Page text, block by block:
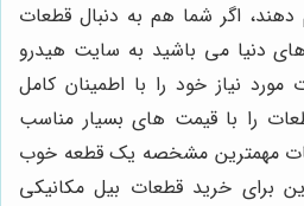
دهند، اگر شما هم به دنبال قطعات
دنیا می باشید به سایت هیدرو
نیاز خود را با اطمینان کامل
را با قیمت های بسیار مناسب
مهمترین مشخصه یک قطعه خوب
برای خرید قطعات بیل مکانیکی